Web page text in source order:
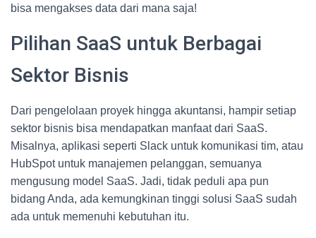
bisa mengakses data dari mana saja!
Pilihan SaaS untuk Berbagai
Sektor Bisnis
Dari pengelolaan proyek hingga akuntansi, hampir setiap
sektor bisnis bisa mendapatkan manfaat dari SaaS.
Misalnya, aplikasi seperti Slack untuk komunikasi tim, atau
HubSpot untuk manajemen pelanggan, semuanya
mengusung model SaaS. Jadi, tidak peduli apa pun
bidang Anda, ada kemungkinan tinggi solusi SaaS sudah
ada untuk memenuhi kebutuhan itu.